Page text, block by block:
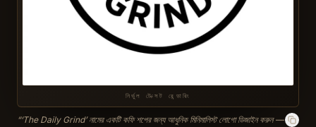
নির্ভুল টেক্সট রেন্ডারিং
“‘The Daily Grind’ নামের একটি কফি শপের জন্য আধুনিক মিনিমালিস্ট লোগো ডিজাইন করুন —